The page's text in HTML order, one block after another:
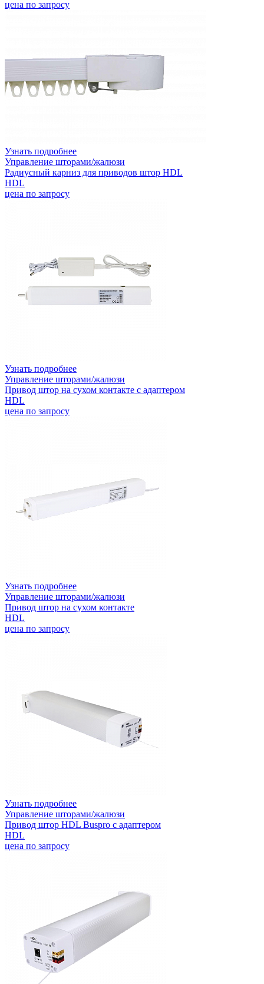
цена по запросу
Узнать подробнее
Управление шторами/жалюзи
Радиусный карниз для приводов штор HDL
HDL
цена по запросу
Узнать подробнее
Управление шторами/жалюзи
Привод штор на сухом контакте с адаптером
HDL
цена по запросу
Узнать подробнее
Управление шторами/жалюзи
Привод штор на сухом контакте
HDL
цена по запросу
Узнать подробнее
Управление шторами/жалюзи
Привод штор HDL Buspro с адаптером
HDL
цена по запросу